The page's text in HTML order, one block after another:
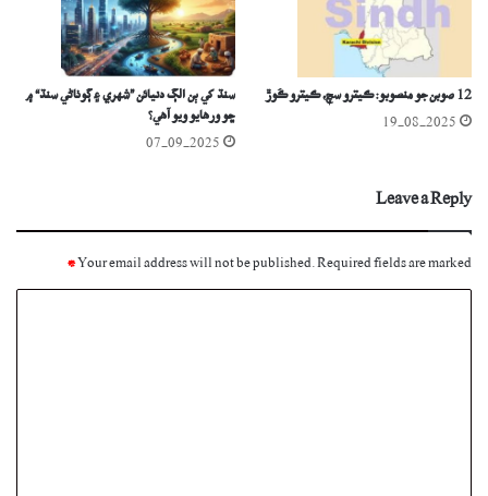
12 صوبن جو منصوبو: ڪيترو سچ، ڪيترو ڪُوڙ
19-08-2025
سنڌ کي ٻن الڳ دنيائن ”شهري ۽ ڳوٺاڻي سنڌ“ ۾
ڇو ورھايو ويو آھي؟
07-09-2025
Leave a Reply
Your email address will not be published.Required fields are marked
*